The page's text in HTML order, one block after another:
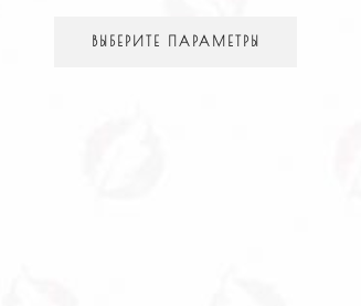
ВЫБЕРИТЕ ПАРАМЕТРЫ